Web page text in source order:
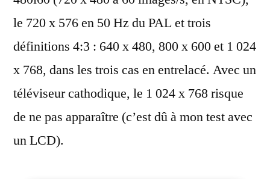
le 720 x 576 en 50 Hz du PAL et trois
définitions 4:3 : 640 x 480, 800 x 600 et 1 024
x 768, dans les trois cas en entrelacé. Avec un
téléviseur cathodique, le 1 024 x 768 risque
de ne pas apparaître (c’est dû à mon test avec
un LCD).